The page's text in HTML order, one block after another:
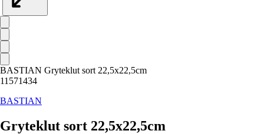
BASTIAN Gryteklut sort 22,5x22,5cm
11571434
BASTIAN
Gryteklut sort 22,5x22,5cm